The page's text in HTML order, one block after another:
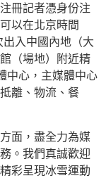
冊記者憑身份注
以在北京時間
入中國內地（大
（場地）附近精
中心，主媒體中心
離、物流、餐
面，盡全力為媒
。我們真誠歡迎
彩呈現冰雪運動